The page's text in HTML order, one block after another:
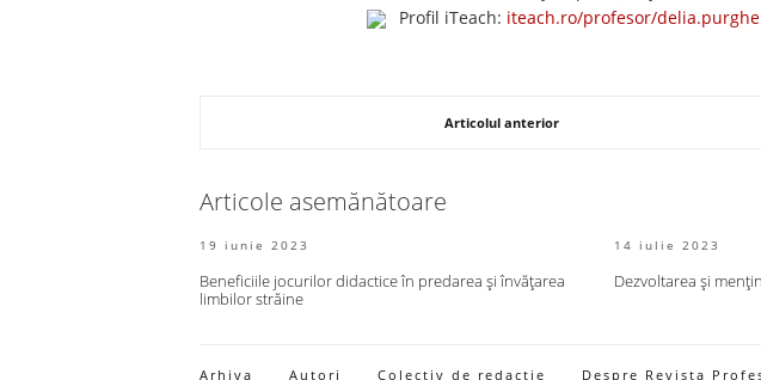
Profil iTeach: iteach.ro/profesor/delia.purghe
Articolul anterior
Articole asemănătoare
19 iunie 2023
Beneficiile jocurilor didactice în predarea și învățarea
limbilor străine
14 iulie 2023
Dezvoltarea și
Arhiva Autori Colectiv de redacție Despre Revista